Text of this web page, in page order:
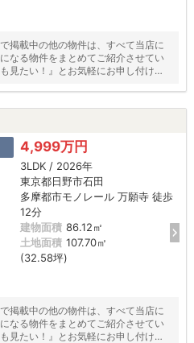
掲載中の他の物件は、すべて当店に
なる物件をまとめてご紹介させてい
見たい！』とお気軽にお申し付けく
4,999万円
3LDK / 2026年
東京都日野市石田
多摩都市モノレール 万願寺 徒歩
12分
建物面積 86.12㎡
土地面積 107.70㎡
(32.58坪)
掲載中の他の物件は、すべて当店に
なる物件をまとめてご紹介させてい
見たい！』とお気軽にお申し付けく